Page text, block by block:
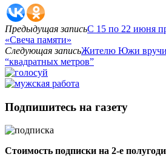
Предыдущая записьС 15 по 22 июня
«Свеча памяти»
Следующая записьЖителю Южи
“квадратных метров”
Подпишитесь на газету
Стоимость подписки на 2-е